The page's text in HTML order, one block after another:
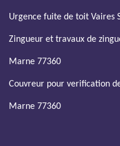
Urgence fuite de toit Vaires
Zingueur et travaux de
Marne 77360
Couvreur pour verification
Marne 77360